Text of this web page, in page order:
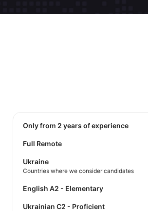
Only from 2 years of experience
Full Remote
Ukraine
Countries where we consider candidates
English A2 - Elementary
Ukrainian C2 - Proficient